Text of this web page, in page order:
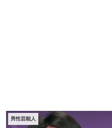
男性芸能人